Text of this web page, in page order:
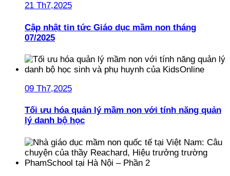
21 Th7,2025
Cập nhật tin tức Giáo dục mầm non tháng
07/2025
09 Th7,2025
Tối ưu hóa quản lý mầm non với tính năng quản
lý danh bộ học